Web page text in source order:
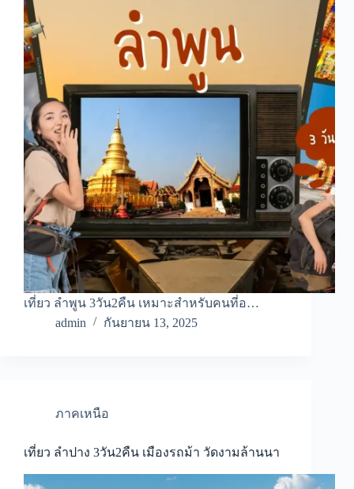
เที่ยว ลำพูน 3วัน2คืน เหมาะสำหรับคนที่อ…
admin
กันยายน 13, 2025
ภาคเหนือ
เที่ยว ลำปาง 3วัน2คืน เมืองรถม้า วัดงามล้านนา